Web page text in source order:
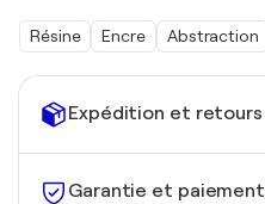
Expédition et retours
Garantie et paiement
Résine Encre Abstraction